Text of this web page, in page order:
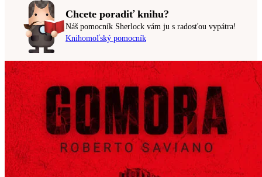
Chcete poradiť knihu?
Náš pomocník Sherlock vám ju s radosťou vypátra!
Knihomoľský pomocník